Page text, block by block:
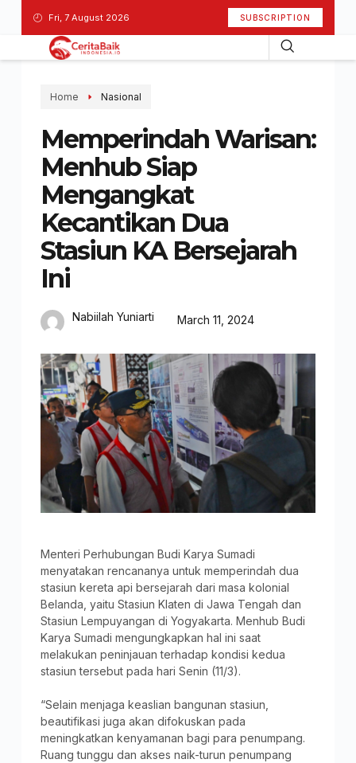
Fri, 7 August 2026 SUBSCRIPTION
Home Nasional
Memperindah Warisan:
Menhub Siap
Mengangkat
Kecantikan Dua
Stasiun KA Bersejarah
Ini
Nabiilah Yuniarti March 11, 2024
Menteri Perhubungan Budi Karya Sumadi
menyatakan rencananya untuk memperindah dua
stasiun kereta api bersejarah dari masa kolonial
Belanda, yaitu Stasiun Klaten di Jawa Tengah dan
Stasiun Lempuyangan di Yogyakarta. Menhub Budi
Karya Sumadi mengungkapkan hal ini saat
melakukan peninjauan terhadap kondisi kedua
stasiun tersebut pada hari Senin (11/3).
“Selain menjaga keaslian bangunan stasiun,
beautifikasi juga akan difokuskan pada
meningkatkan kenyamanan bagi para penumpang.
Ruang tunggu dan akses naik-turun penumpang